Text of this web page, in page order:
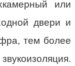
или
двери и
тем более